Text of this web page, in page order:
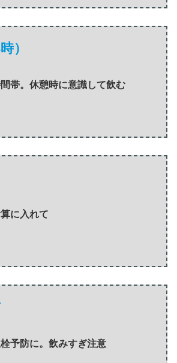
）
帯。休憩時に意識して飲む
に入れて
予防に。飲みすぎ注意